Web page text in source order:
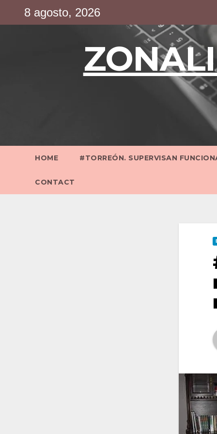
8 agosto, 2026
HOME #TORREÓN. SUPERVISAN
CONTACT